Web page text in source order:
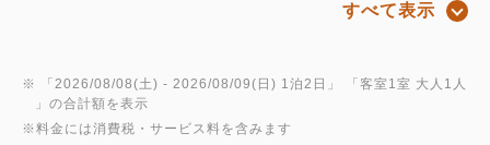
木彫を基調として温かみがあり、落ち着いたデザイン
お部屋のテレビではキャストもご利用頂けます。(一
部アプリはログインが必要です）
すべて表示
※ 「 2026/08/08(土) - 2026/08/09(日) 1泊2日 」 「 客室1室 大人1人
」の合計額を表示
※料金には消費税・サービス料を含みます